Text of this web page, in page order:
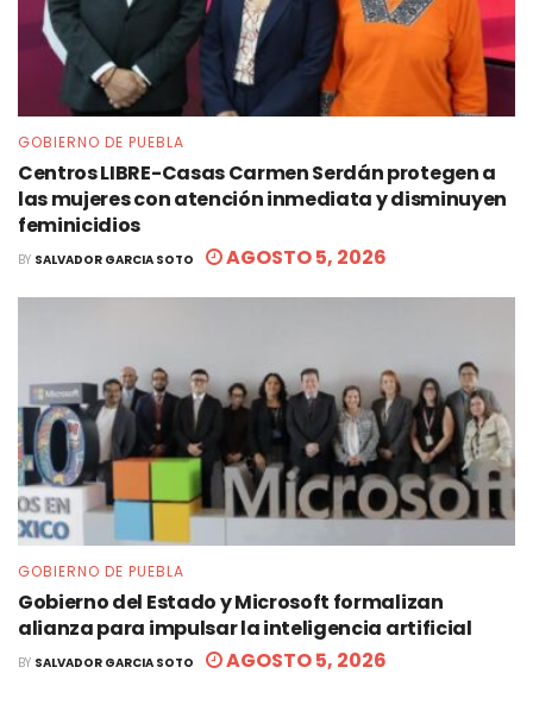
GOBIERNO DE PUEBLA
Centros LIBRE-Casas Carmen Serdán protegen a
las mujeres con atención inmediata y disminuyen
feminicidios
BY SALVADOR GARCIA SOTO AGOSTO 5, 2026
GOBIERNO DE PUEBLA
Gobierno del Estado y Microsoft formalizan
alianza para impulsar la inteligencia artificial
BY SALVADOR GARCIA SOTO AGOSTO 5, 2026